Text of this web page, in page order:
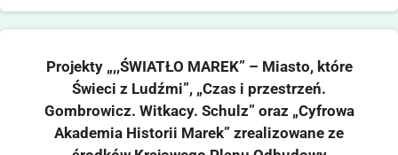
Projekty „,,ŚWIATŁO MAREK” – Miasto, które
Świeci z Ludźmi”, „Czas i przestrzeń.
Gombrowicz. Witkacy. Schulz” oraz „Cyfrowa
Akademia Historii Marek” zrealizowane ze